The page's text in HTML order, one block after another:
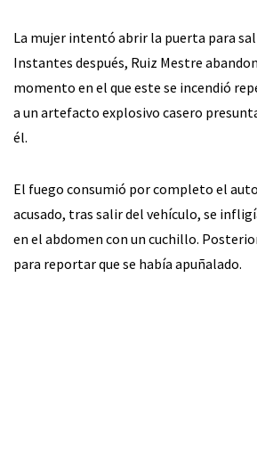
La mujer intentó abrir la puerta para
Instantes después, Ruiz Mestre
momento en el que este se incendió
a un artefacto explosivo casero
él.
El fuego consumió por completo el
acusado, tras salir del vehículo, se
en el abdomen con un cuchillo.
para reportar que se había apuñalado.